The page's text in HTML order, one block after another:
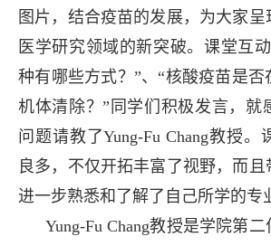
图片，结合疫苗的发展，为大家
医学研究领域的新突破。课堂互
种有哪些方式？”、“核酸疫苗是
机体清除？”同学们积极发言，就
问题请教了Yung-Fu Chang教授
良多，不仅开拓丰富了视野，而
进一步熟悉和了解了自己所学的专
Yung-Fu Chang教授是学院第